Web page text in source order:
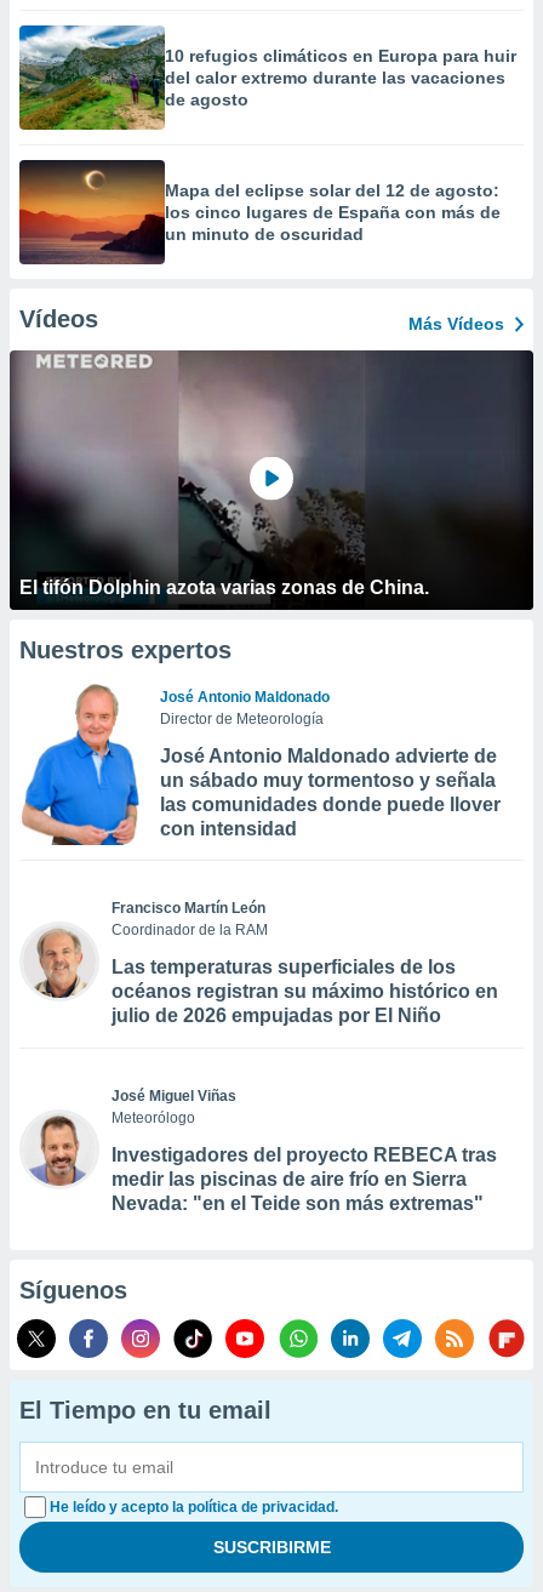
10 refugios climáticos en Europa para huir
del calor extremo durante las vacaciones
de agosto
Mapa del eclipse solar del 12 de agosto:
los cinco lugares de España con más de
un minuto de oscuridad
Vídeos Más Vídeos
El tifón Dolphin azota varias zonas de China.
Nuestros expertos
José Antonio Maldonado
Director de Meteorología
José Antonio Maldonado advierte de
un sábado muy tormentoso y señala
las comunidades donde puede llover
con intensidad
Francisco Martín León
Coordinador de la RAM
Las temperaturas superficiales de los
océanos registran su máximo histórico en
julio de 2026 empujadas por El Niño
José Miguel Viñas
Meteorólogo
Investigadores del proyecto REBECA tras
medir las piscinas de aire frío en Sierra
Nevada: "en el Teide son más extremas"
Síguenos
El Tiempo en tu email
He leído y acepto la política de privacidad.